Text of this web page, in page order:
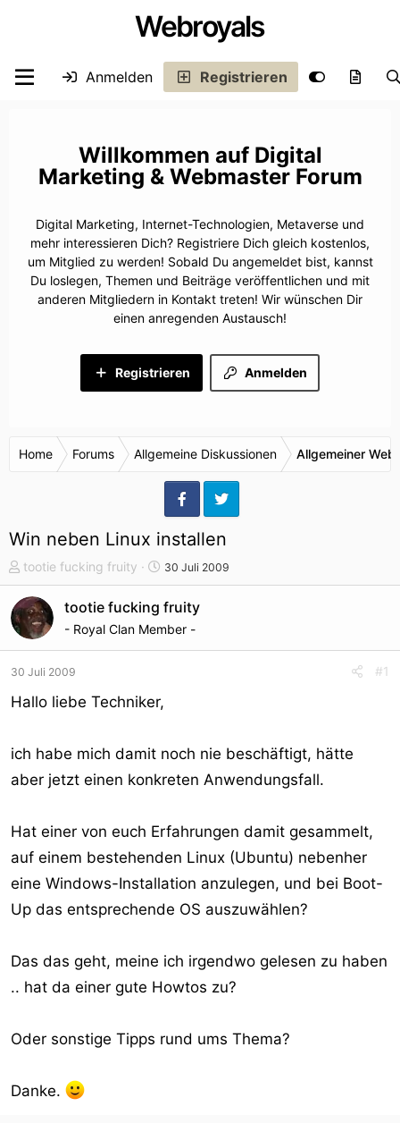
Webroyals
Anmelden Registrieren
Digital
Marketing & Webmaster Forum
Digital Marketing, Internet-Technologien, Metaverse und
mehr interessieren Dich? Registriere Dich gleich kostenlos,
um Mitglied zu werden! Sobald Du angemeldet bist, kannst
Du loslegen, Themen und Beiträge veröffentlichen und mit
anderen Mitgliedern in Kontakt treten! Wir wünschen Dir
einen anregenden Austausch!
Anmelden
Registrieren
Home Forums Allgemeine Diskussionen Allgemeiner
Win neben Linux installen
T
h
e
m
e
s
t
t
r
tootie fucking fruity
S
t
a
30 Juli 2009
tootie fucking fruity
- Royal Clan Member -
30 Juli 2009 #1
Hallo liebe Techniker,
ich habe mich damit noch nie beschäftigt, hätte
aber jetzt einen konkreten Anwendungsfall.
Hat einer von euch Erfahrungen damit gesammelt,
auf einem bestehenden Linux (Ubuntu) nebenher
eine Windows-Installation anzulegen, und bei Boot-
Up das entsprechende OS auszuwählen?
Das das geht, meine ich irgendwo gelesen zu haben
.. hat da einer gute Howtos zu?
Oder sonstige Tipps rund ums Thema?
Danke.